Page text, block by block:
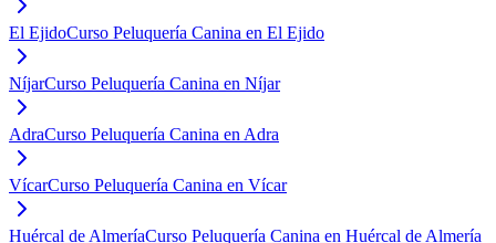
El EjidoCurso Peluquería Canina en El Ejido
NíjarCurso Peluquería Canina en Níjar
AdraCurso Peluquería Canina en Adra
VícarCurso Peluquería Canina en Vícar
Huércal de AlmeríaCurso Peluquería Canina en Huércal de Almería